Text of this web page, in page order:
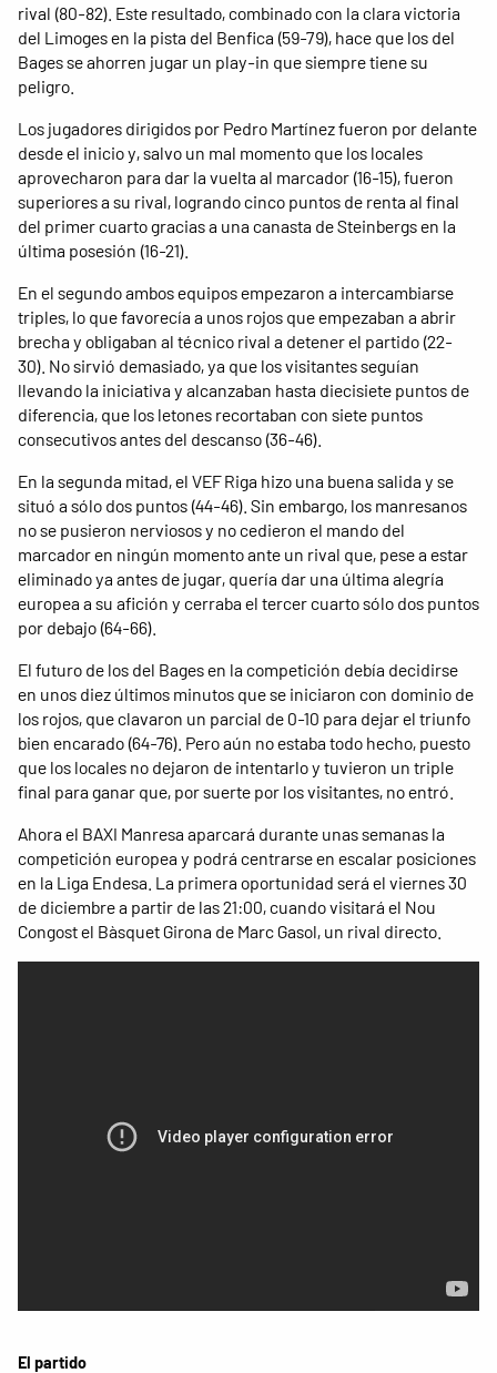
El partido
rival (80-82). Este resultado, combinado con la clara victoria
del Limoges en la pista del Benfica (59-79), hace que los del
Bages se ahorren jugar un play-in que siempre tiene su
peligro.
Los jugadores dirigidos por Pedro Martínez fueron por delante
desde el inicio y, salvo un mal momento que los locales
aprovecharon para dar la vuelta al marcador (16-15), fueron
superiores a su rival, logrando cinco puntos de renta al final
del primer cuarto gracias a una canasta de Steinbergs en la
última posesión (16-21).
En el segundo ambos equipos empezaron a intercambiarse
triples, lo que favorecía a unos rojos que empezaban a abrir
brecha y obligaban al técnico rival a detener el partido (22-
30). No sirvió demasiado, ya que los visitantes seguían
llevando la iniciativa y alcanzaban hasta diecisiete puntos de
diferencia, que los letones recortaban con siete puntos
consecutivos antes del descanso (36-46).
En la segunda mitad, el VEF Riga hizo una buena salida y se
situó a sólo dos puntos (44-46). Sin embargo, los manresanos
no se pusieron nerviosos y no cedieron el mando del
marcador en ningún momento ante un rival que, pese a estar
eliminado ya antes de jugar, quería dar una última alegría
europea a su afición y cerraba el tercer cuarto sólo dos puntos
por debajo (64-66).
El futuro de los del Bages en la competición debía decidirse
en unos diez últimos minutos que se iniciaron con dominio de
los rojos, que clavaron un parcial de 0-10 para dejar el triunfo
bien encarado (64-76). Pero aún no estaba todo hecho, puesto
que los locales no dejaron de intentarlo y tuvieron un triple
final para ganar que, por suerte por los visitantes, no entró.
Ahora el BAXI Manresa aparcará durante unas semanas la
competición europea y podrá centrarse en escalar posiciones
en la Liga Endesa. La primera oportunidad será el viernes 30
de diciembre a partir de las 21:00, cuando visitará el Nou
Congost el Bàsquet Girona de Marc Gasol, un rival directo.